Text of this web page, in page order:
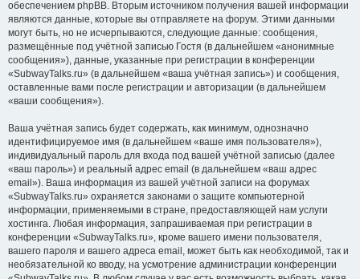
обеспечением phpBB. Вторым источником получения вашей информации
являются данные, которые вы отправляете на форум. Этими данными
могут быть, но не исчерпываются, следующие данные: сообщения,
размещённые под учётной записью Гостя (в дальнейшем «анонимные
сообщения»), данные, указанные при регистрации в конференции
«SubwayTalks.ru» (в дальнейшем «ваша учётная запись») и сообщения,
оставленные вами после регистрации и авторизации (в дальнейшем
«ваши сообщения»).
Ваша учётная запись будет содержать, как минимум, однозначно
идентифицируемое имя (в дальнейшем «ваше имя пользователя»),
индивидуальный пароль для входа под вашей учётной записью (далее
«ваш пароль») и реальный адрес email (в дальнейшем «ваш адрес
email»). Ваша информация из вашей учётной записи на форумах
«SubwayTalks.ru» охраняется законами о защите компьютерной
информации, применяемыми в стране, предоставляющей нам услуги
хостинга. Любая информация, запрашиваемая при регистрации в
конференции «SubwayTalks.ru», кроме вашего имени пользователя,
вашего пароля и вашего адреса email, может быть как необходимой, так и
необязательной ко вводу, на усмотрение администрации конференции